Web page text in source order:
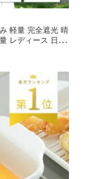
軽量 完全遮光 晴
レディース 日傘
おしゃれ かわ
市